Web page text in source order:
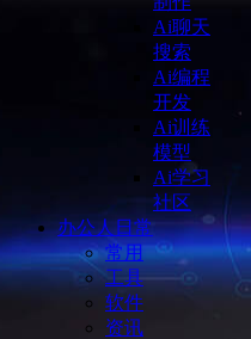
Ai聊天
搜索
Ai编程
开发
Ai训练
模型
Ai学习
社区
办公人日常
常用
工具
软件
资讯